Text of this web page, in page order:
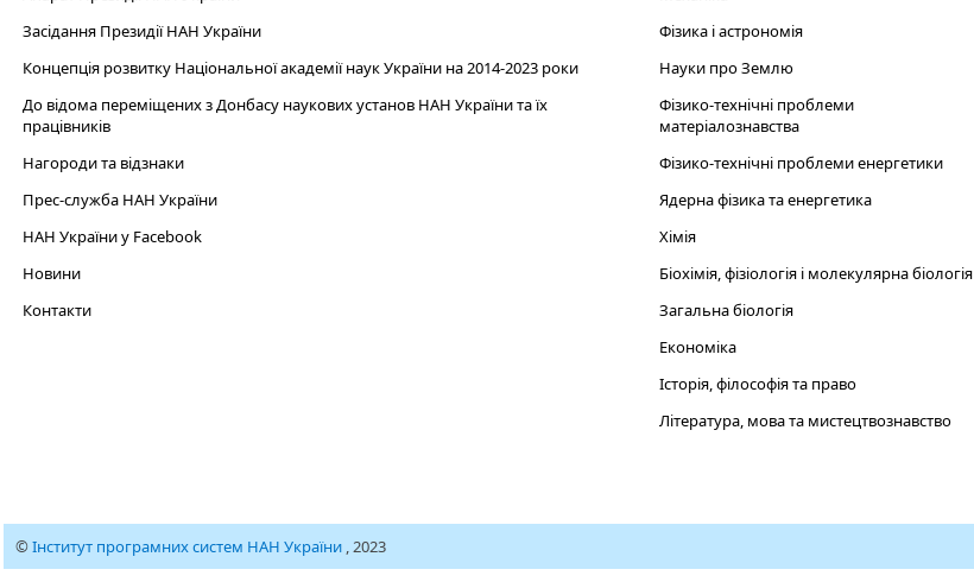
Засідання Президії НАН України
Концепція розвитку Національної академії наук України на 2014-2023 роки
До відома переміщених з Донбасу наукових установ НАН України та їх
працівників
Нагороди та відзнаки
Прес-служба НАН України
НАН України у Facebook
Новини
Контакти
Фізика і астрономія
Науки про Землю
Фізико-технічні проблеми
матеріалознавства
Фізико-технічні проблеми енергетики
Ядерна фізика та енергетика
Хімія
Біохімія, фізіологія і молекулярна біологія
Загальна біологія
Економіка
Історія, філософія та право
Література, мова та мистецтвознавство
©Інститут програмних систем НАН України , 2023